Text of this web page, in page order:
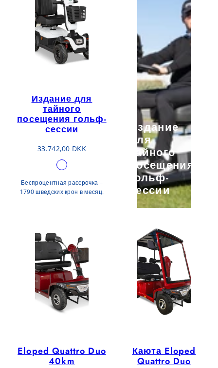
Издание для
тайного
посещения гольф-
сессии
Обычная
33.742,00 DKK
Доступно
год
Беспроцентная рассрочка –
1790 шведских крон в месяц.
Издание
для
тайного
посещения
гольф-
сессии
Eloped Quattro Duo
40km
Каюта Eloped
Quattro Duo